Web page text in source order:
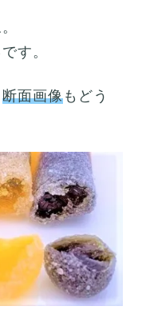
す。
断面画像もどう